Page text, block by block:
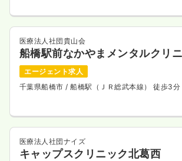
医療法人社団貴山会
船橋駅前なかやまメンタルクリ
エージェント求人
千葉県船橋市 / 船橋駅（ＪＲ総武本線） 徒歩3分
医療法人社団ナイズ
キャップスクリニック北葛西